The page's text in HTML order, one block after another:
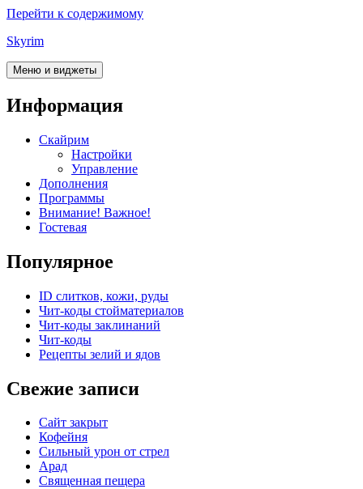
Перейти к содержимому
Skyrim
Меню и виджеты
Информация
Скайрим
Настройки
Управление
Дополнения
Программы
Внимание! Важное!
Гостевая
Популярное
ID слитков, кожи, руды
Чит-коды стойматериалов
Чит-коды заклинаний
Чит-коды
Рецепты зелий и ядов
Свежие записи
Сайт закрыт
Кофейня
Cильный урон от стрел
Арад
Священная пещера